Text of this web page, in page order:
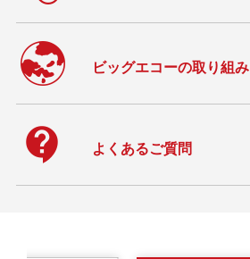
ビッグエコーの取り組み
contact_support よくあるご質問